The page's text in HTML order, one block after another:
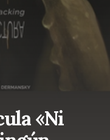
«Ni